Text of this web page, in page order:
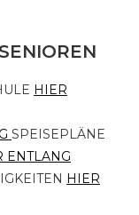
HIER
SPEISEPLÄNE
ENTLANG
HIER